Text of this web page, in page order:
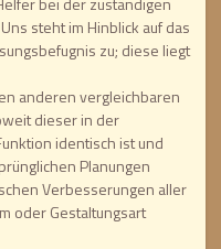
steht im Hinblick auf das
zu; diese liegt
anderen vergleichbaren
dieser in der
identisch ist und
Planungen
Verbesserungen aller
oder Gestaltungsart